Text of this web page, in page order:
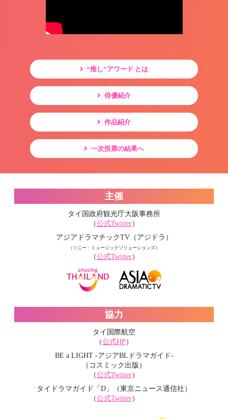
“推し”アワード とは
俳優紹介
作品紹介
一次投票の結果へ
主催
タイ国政府観光庁大阪事務所
（公式Twitter）
アジアドラマチックTV（アジドラ）
（ソニー・ミュージックソリューションズ）
（公式Twitter）
協力
タイ国際航空
（公式HP）
BE a LIGHT -アジアBLドラマガイド-
（コスミック出版）
（公式Twitter）
タイドラマガイド「D」（東京ニュース通信社）
（公式Twitter）